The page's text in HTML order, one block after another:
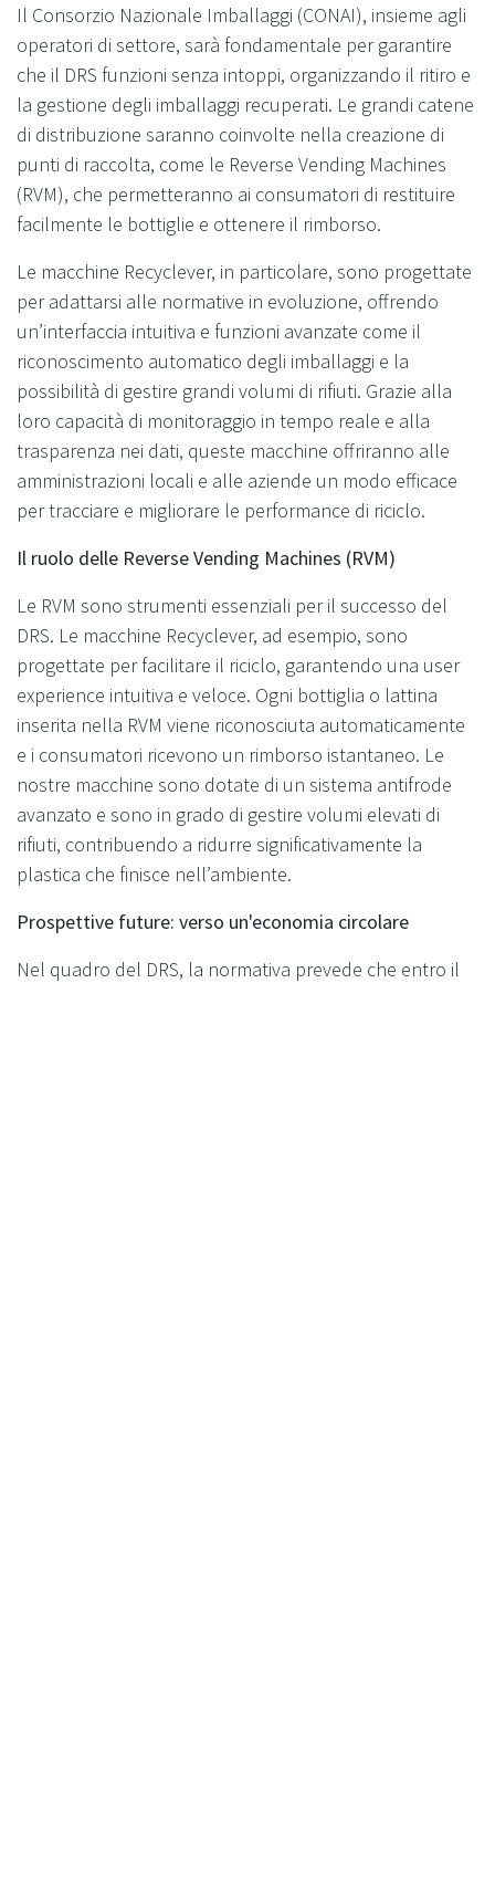
Il Consorzio Nazionale Imballaggi (CONAI), insieme agli
operatori di settore, sarà fondamentale per garantire
che il DRS funzioni senza intoppi, organizzando il ritiro e
la gestione degli imballaggi recuperati. Le grandi catene
di distribuzione saranno coinvolte nella creazione di
punti di raccolta, come le Reverse Vending Machines
(RVM), che permetteranno ai consumatori di restituire
facilmente le bottiglie e ottenere il rimborso.
Le macchine Recyclever, in particolare, sono progettate
per adattarsi alle normative in evoluzione, offrendo
un’interfaccia intuitiva e funzioni avanzate come il
riconoscimento automatico degli imballaggi e la
possibilità di gestire grandi volumi di rifiuti. Grazie alla
loro capacità di monitoraggio in tempo reale e alla
trasparenza nei dati, queste macchine offriranno alle
amministrazioni locali e alle aziende un modo efficace
per tracciare e migliorare le performance di riciclo.
Il ruolo delle Reverse Vending Machines (RVM)
Le RVM sono strumenti essenziali per il successo del
DRS. Le macchine Recyclever, ad esempio, sono
progettate per facilitare il riciclo, garantendo una user
experience intuitiva e veloce. Ogni bottiglia o lattina
inserita nella RVM viene riconosciuta automaticamente
e i consumatori ricevono un rimborso istantaneo. Le
nostre macchine sono dotate di un sistema antifrode
avanzato e sono in grado di gestire volumi elevati di
rifiuti, contribuendo a ridurre significativamente la
plastica che finisce nell’ambiente.
Prospettive future: verso un'economia circolare
Nel quadro del DRS, la normativa prevede che entro il